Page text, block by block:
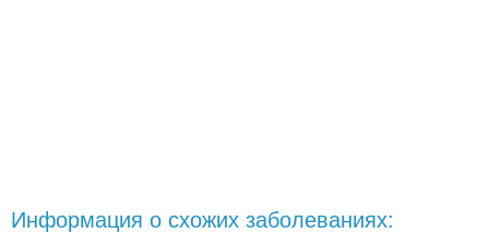
Информация о схожих заболеваниях: